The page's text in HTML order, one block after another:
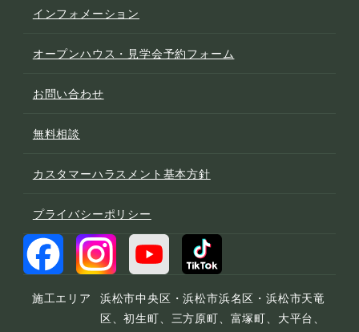
インフォメーション
オープンハウス・見学会予約フォーム
お問い合わせ
無料相談
カスタマーハラスメント基本方針
プライバシーポリシー
施工エリア
浜松市中央区・浜松市浜名区・浜松市天竜
区、初生町、三方原町、富塚町、大平台、